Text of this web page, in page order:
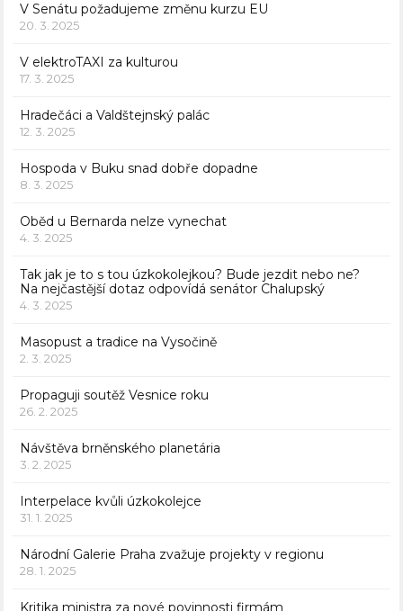
V Senátu požadujeme změnu kurzu EU
20. 3. 2025
V elektroTAXI za kulturou
17. 3. 2025
Hradečáci a Valdštejnský palác
12. 3. 2025
Hospoda v Buku snad dobře dopadne
8. 3. 2025
Oběd u Bernarda nelze vynechat
4. 3. 2025
Tak jak je to s tou úzkokolejkou? Bude jezdit nebo ne?
Na nejčastější dotaz odpovídá senátor Chalupský
4. 3. 2025
Masopust a tradice na Vysočině
2. 3. 2025
Propaguji soutěž Vesnice roku
26. 2. 2025
Návštěva brněnského planetária
3. 2. 2025
Interpelace kvůli úzkokolejce
31. 1. 2025
Národní Galerie Praha zvažuje projekty v regionu
28. 1. 2025
Kritika ministra za nové povinnosti firmám